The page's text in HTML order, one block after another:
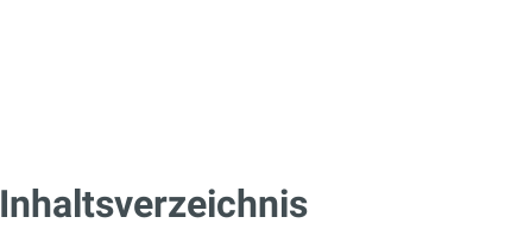
Inhaltsverzeichnis